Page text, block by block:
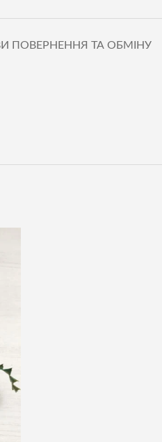
ПОВЕРНЕННЯ ТА ОБМІНУ